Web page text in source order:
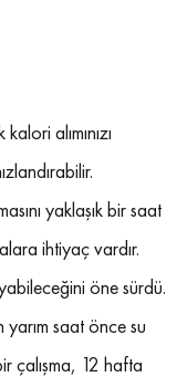
alımınızı
yaklaşık bir saat
ihtiyaç vardır.
öne sürdü.
yarım saat önce su
çalışma, 12 hafta